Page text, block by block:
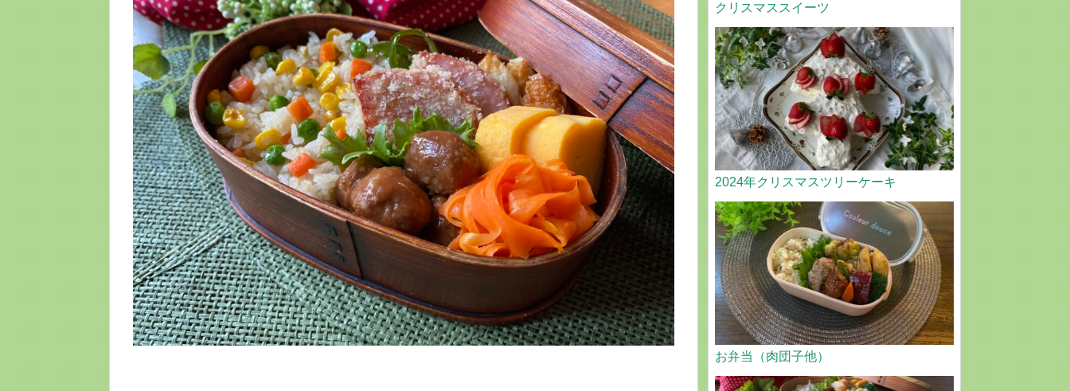
クリスマススイーツ
2024年クリスマスツリーケーキ
お弁当（肉団子他）